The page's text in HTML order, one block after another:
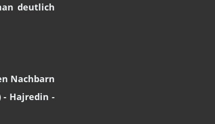
deutlich
Nachbarn
- Hajredin -